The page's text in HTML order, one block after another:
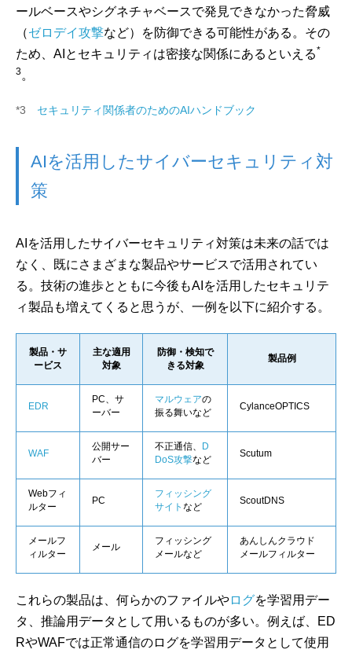
ールベースやシグネチャベースで発見できなかった脅威
（ゼロデイ攻撃など）を防御できる可能性がある。その
ため、AIとセキュリティは密接な関係にあるといえる*
3。
*3 セキュリティ関係者のためのAIハンドブック
AIを活用したサイバーセキュリティ対
策
AIを活用したサイバーセキュリティ対策は未来の話では
なく、既にさまざまな製品やサービスで活用されてい
る。技術の進歩とともに今後もAIを活用したセキュリテ
ィ製品も増えてくると思うが、一例を以下に紹介する。
製品・サ
ービス
主な適用
対象
防御・検知で
きる対象
製品例
EDR
PC、サ
ーバー
マルウェアの
振る舞いなど
CylanceOPTICS
WAF
公開サー
バー
不正通信、 D
DoS攻撃など
Scutum
Webフィ
ルター
PC
フィッシング
サイト など
ScoutDNS
メールフ
ィルター
メール
フィッシング
メールなど
あんしんクラウド
メールフィルター
これらの製品は、何らかのファイルやログを学習用デー
タ、推論用データとして用いるものが多い。例えば、ED
RやWAFでは正常通信のログを学習用データとして使用